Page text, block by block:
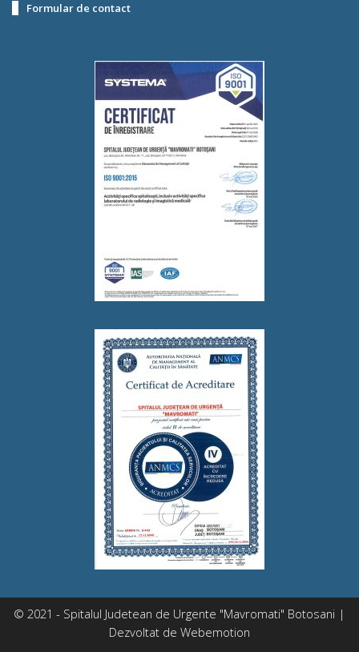
Formular de contact
© 2021 - Spitalul Judetean de Urgente "Mavromati" Botosani |
Dezvoltat de Webemotion